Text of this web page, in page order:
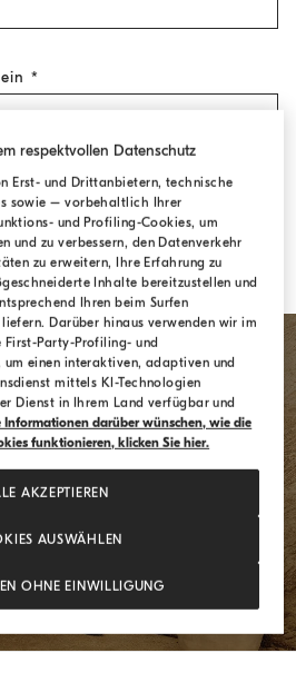
respektvollen Datenschutz
Erst- und Drittanbietern, technische
sowie – vorbehaltlich Ihrer
und Profiling-Cookies, um
und zu verbessern, den Datenverkehr
zu erweitern, Ihre Erfahrung zu
Inhalte bereitzustellen und
Ihren beim Surfen
Darüber hinaus verwenden wir im
Party-Profiling- und
um einen interaktiven, adaptiven und
mittels KI-Technologien
Dienst in Ihrem Land verfügbar und
Informationen darüber wünschen, wie die
funktionieren, klicken Sie hier.
AUSWÄHLEN
OHNE EINWILLIGUNG
AKZEPTIEREN